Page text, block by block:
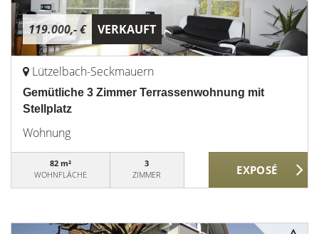
119.000,- € VERKAUFT
Lützelbach-Seckmauern
Gemütliche 3 Zimmer Terrassenwohnung mit
Stellplatz
Wohnung
82 m²
WOHNFLÄCHE
3
ZIMMER